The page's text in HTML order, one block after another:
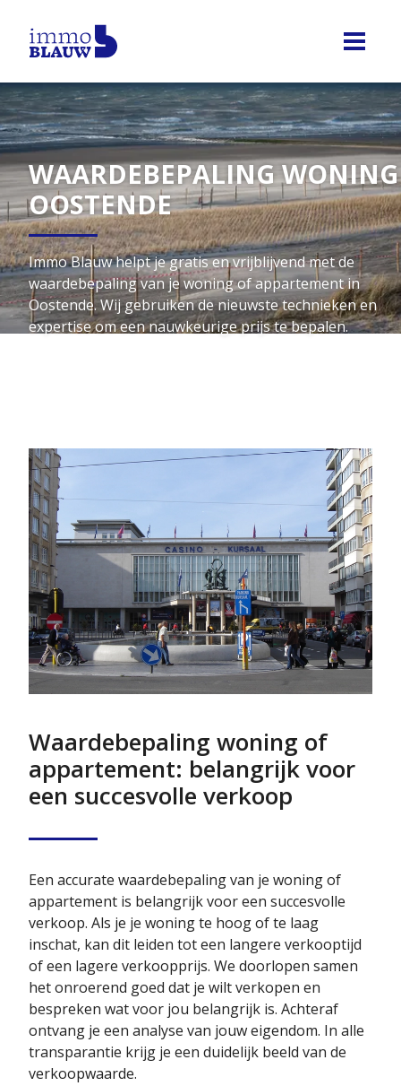
WAARDEBEPALING WONING
OOSTENDE
Immo Blauw helpt je gratis en vrijblijvend met de
waardebepaling van je woning of appartement in
Oostende. Wij gebruiken de nieuwste technieken en
expertise om een nauwkeurige prijs te bepalen.
Waardebepaling woning of
appartement: belangrijk voor
een succesvolle verkoop
Een accurate waardebepaling van je woning of
appartement is belangrijk voor een succesvolle
verkoop. Als je je woning te hoog of te laag
inschat, kan dit leiden tot een langere verkooptijd
of een lagere verkoopprijs. We doorlopen samen
het onroerend goed dat je wilt verkopen en
bespreken wat voor jou belangrijk is. Achteraf
ontvang je een analyse van jouw eigendom. In alle
transparantie krijg je een duidelijk beeld van de
verkoopwaarde.